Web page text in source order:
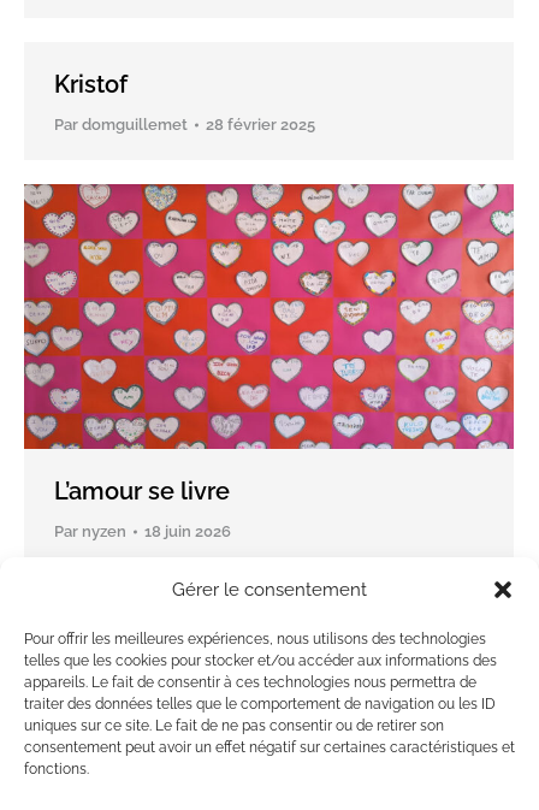
Gérer le consentement
Pour offrir les meilleures expériences, nous utilisons des technologies
telles que les cookies pour stocker et/ou accéder aux informations des
appareils. Le fait de consentir à ces technologies nous permettra de
traiter des données telles que le comportement de navigation ou les ID
uniques sur ce site. Le fait de ne pas consentir ou de retirer son
consentement peut avoir un effet négatif sur certaines caractéristiques et
fonctions.
Kristof
Par domguillemet 28 février 2025
L’amour se livre
Par nyzen 18 juin 2026
Laloy Pascal
Par domguillemet 28 février 2025